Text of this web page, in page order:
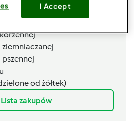
ziemniaczanej
pszennej
od żółtek)
Lista zakupów
I Accept